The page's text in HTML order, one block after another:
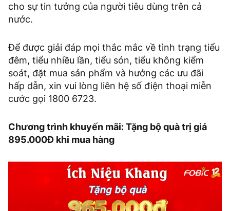
cho sự tin tưởng của người tiêu dùng trên cả
nước.
Để được giải đáp mọi thắc mắc về tình trạng tiểu
đêm, tiểu nhiều lần, tiểu són, tiểu không kiểm
soát, đặt mua sản phẩm và hưởng các ưu đãi
hấp dẫn, xin vui lòng liên hệ số điện thoại miễn
cước gọi 1800 6723.
Chương trình khuyến mãi: Tặng bộ quà trị giá
895.000Đ khi mua hàng